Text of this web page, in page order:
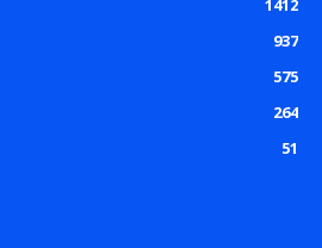
1412
937
575
264
51